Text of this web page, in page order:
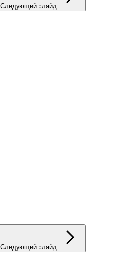
Следующий слайд
Следующий слайд